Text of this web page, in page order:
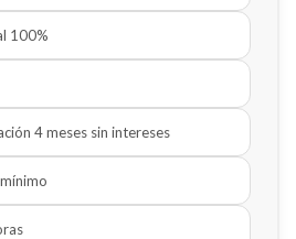
100%
4 meses sin intereses